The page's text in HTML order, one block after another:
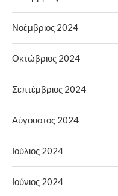
Νοέμβριος 2024
Οκτώβριος 2024
Σεπτέμβριος 2024
Αύγουστος 2024
Ιούλιος 2024
Ιούνιος 2024